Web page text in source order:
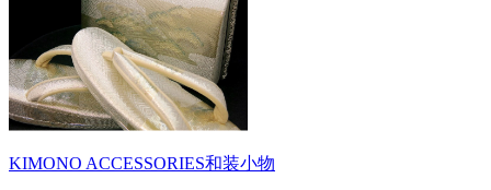
KIMONO ACCESSORIES和装小物